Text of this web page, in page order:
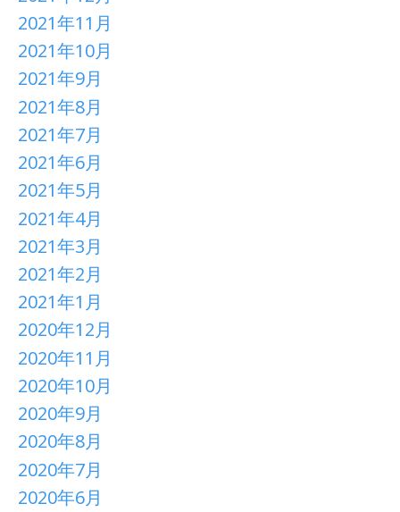
2021年11月
2021年10月
2021年9月
2021年8月
2021年7月
2021年6月
2021年5月
2021年4月
2021年3月
2021年2月
2021年1月
2020年12月
2020年11月
2020年10月
2020年9月
2020年8月
2020年7月
2020年6月